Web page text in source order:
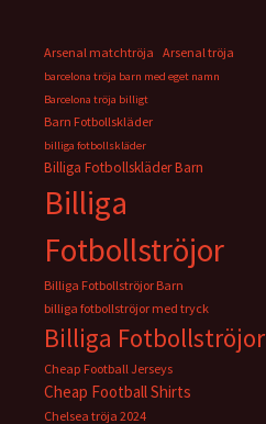
Arsenal matchtröja Arsenal tröja
barcelona tröja barn med eget namn
Barcelona tröja billigt
Barn Fotbollskläder
billiga fotbollskläder
Billiga Fotbollskläder Barn
Billiga
Fotbollströjor
Billiga Fotbollströjor Barn
billiga fotbollströjor med tryck
Billiga Fotbollströjor
Cheap Football Jerseys
Cheap Football Shirts
Chelsea tröja 2024